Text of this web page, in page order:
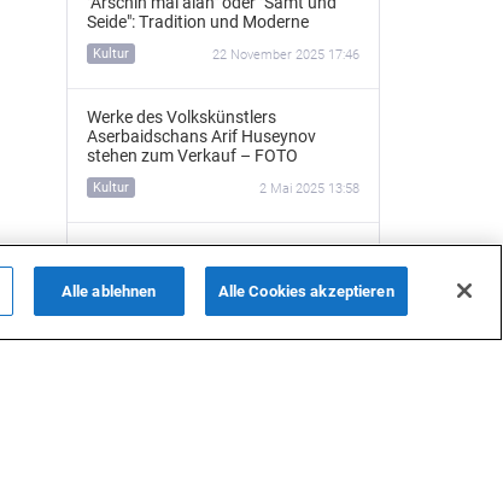
Seide": Tradition und Moderne
Kultur 22 November 2025 17:46
Werke des Volkskünstlers
Aserbaidschans Arif Huseynov
stehen zum Verkauf – FOTO
Kultur 2 Mai 2025 13:58
Der deutsche Architekt von Baku -
Nikolaus von der Nonne
(Videoreportage)
Kultur
ALLE NACHRICHTEN
Alle ablehnen Alle Cookies akzeptieren